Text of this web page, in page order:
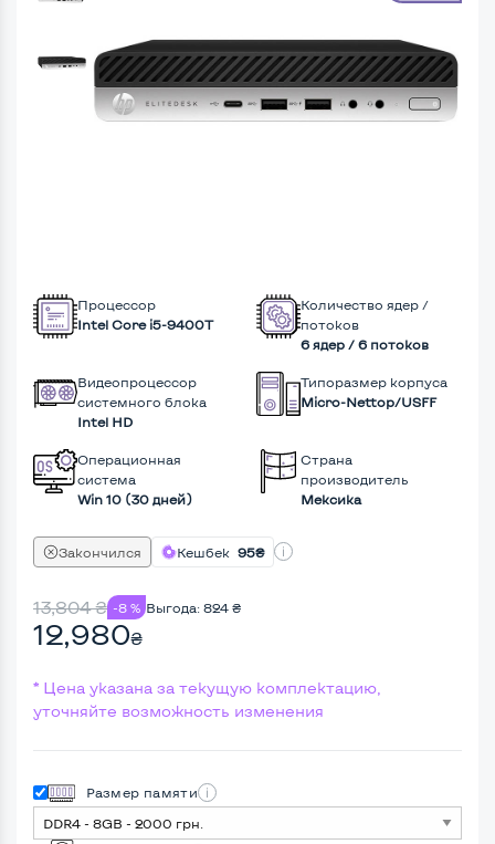
Процессор
Intel Core i5-9400T
Количество ядер /
потоков
6 ядер / 6 потоков
Видеопроцессор
системного блока
Intel HD
Типоразмер корпуса
Micro-Nettop/USFF
Операционная
система
Win 10 (30 дней)
Страна
производитель
Мексика
Закончился Кешбек 95₴
13,804₴ -8 % Выгода: 824 ₴
12,980₴
* Цена указана за текущую комплектацию,
уточняйте возможность изменения
Размер памяти